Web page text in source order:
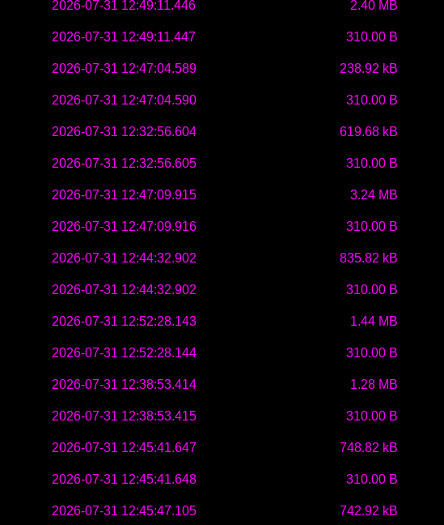
2026-07-31 12:49:11.446 2.40 MB
2026-07-31 12:49:11.447 310.00 B
2026-07-31 12:47:04.589 238.92 kB
2026-07-31 12:47:04.590 310.00 B
2026-07-31 12:32:56.604 619.68 kB
2026-07-31 12:32:56.605 310.00 B
2026-07-31 12:47:09.915 3.24 MB
2026-07-31 12:47:09.916 310.00 B
2026-07-31 12:44:32.902 835.82 kB
2026-07-31 12:44:32.902 310.00 B
2026-07-31 12:52:28.143 1.44 MB
2026-07-31 12:52:28.144 310.00 B
2026-07-31 12:38:53.414 1.28 MB
2026-07-31 12:38:53.415 310.00 B
2026-07-31 12:45:41.647 748.82 kB
2026-07-31 12:45:41.648 310.00 B
2026-07-31 12:45:47.105 742.92 kB